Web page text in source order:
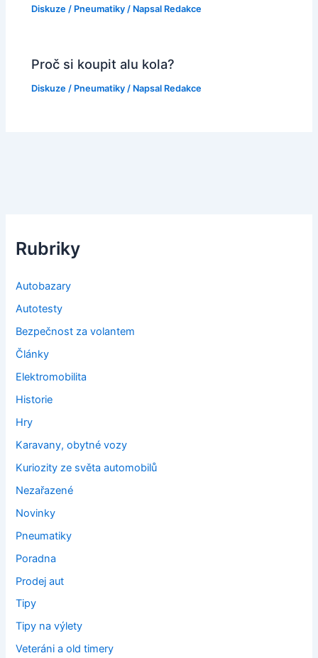
Diskuze / Pneumatiky / Napsal Redakce
Proč si koupit alu kola?
Diskuze / Pneumatiky / Napsal Redakce
Rubriky
Autobazary
Autotesty
Bezpečnost za volantem
Články
Elektromobilita
Historie
Hry
Karavany, obytné vozy
Kuriozity ze světa automobilů
Nezařazené
Novinky
Pneumatiky
Poradna
Prodej aut
Tipy
Tipy na výlety
Veteráni a old timery